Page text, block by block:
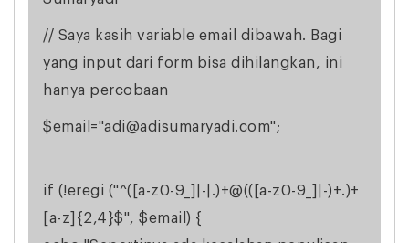
// Saya kasih variable email dibawah. Bagi
yang input dari form bisa dihilangkan, ini
hanya percobaan
$email="adi@adisumaryadi.com";
if (!eregi ("^([a-z0-9_]|-|.)+@(([a-z0-9_]|-)+.)+
[a-z]{2,4}$", $email) {